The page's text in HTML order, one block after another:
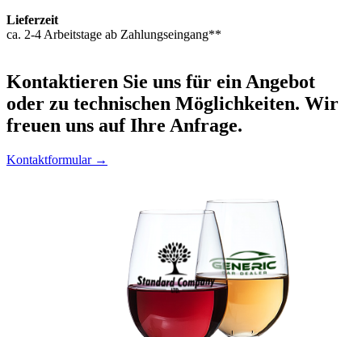
Lieferzeit
ca. 2-4 Arbeitstage ab Zahlungseingang**
Kontaktieren Sie uns für ein Angebot
oder zu technischen Möglichkeiten. Wir
freuen uns auf Ihre Anfrage.
Kontaktformular →